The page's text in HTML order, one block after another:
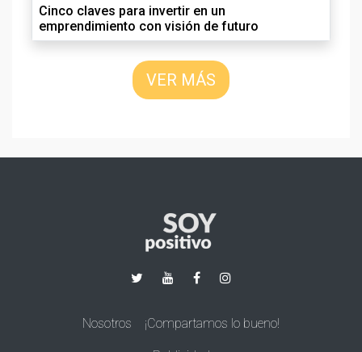
Cinco claves para invertir en un
emprendimiento con visión de futuro
VER MÁS
Nosotros ¡Compartamos lo bueno!